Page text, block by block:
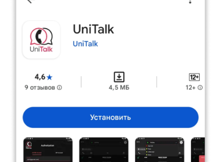
телефона
Интеграция с IP телефонией
Телефонная аналитика для бизнеса
Viber-рассылки